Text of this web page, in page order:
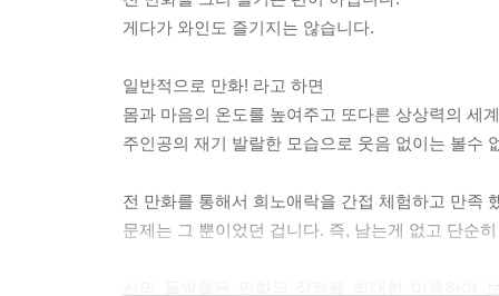
게다가 와인도 즐기지는 않습니다.
일반적으로 만화! 라고 하면
몸과 마음의 온도를 높여주고 또다른 상상력의 세
주인공의 재기 발랄한 모습으로 웃음 없이는 볼수
전 만화를 통해서 희노애락을 간접 체험하고 만족
문제는 그 뿐이었던 겁니다. 즉, 남는게 없고 단순